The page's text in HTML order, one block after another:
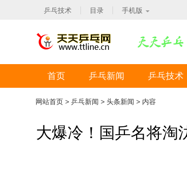
乒乓技术 目录 手机版
首页 乒乓新闻 乒乓技术
网站首页 > 乒乓新闻 > 头条新闻 > 内容
大爆冷！国乒名将淘